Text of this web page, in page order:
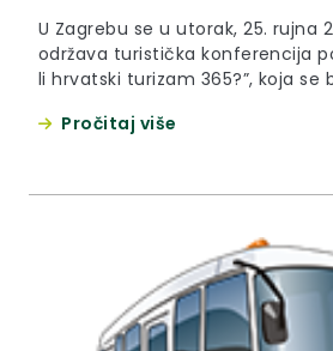
U Zagrebu se u utorak, 25. rujna
održava turistička konferencija
li hrvatski turizam 365?”, koja se
Pročitaj više